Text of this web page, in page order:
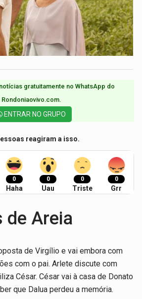
gratuitamente no WhatsApp do
Rondoniaovivo.com.​
ENTRAR NO GRUPO
reagiram a isso.
0
Haha
0
Uau
0
Triste
0
Grr
de Areia
de Virgílio e vai embora com
com o pai. Arlete discute com
César. César vai à casa de Donato
que Dalua perdeu a memória.